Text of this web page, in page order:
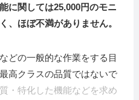
に関しては25,000円のモニ
、ほぼ不満がありません。
どの一般的な作業をする目
高クラスの品質ではないで
・特化した機能などを求め